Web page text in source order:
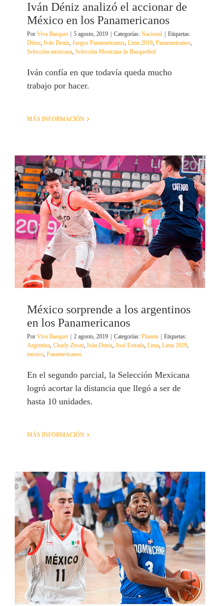
Iván Déniz analizó el accionar de
México en los Panamericanos
Por Viva Basquet 5 agosto, 2019 Categorías: Nacional
Etiquetas:
Déniz, Iván Deniz, Juegos Panamericanos, Lima 2019, Panamericanos,
Selección mexicana, Selección Mexicana de Basquetbol
Iván confía en que todavía queda mucho
trabajo por hacer.
MÁS INFORMACIÓN
México sorprende a los argentinos
en los Panamericanos
Por Viva Basquet 2 agosto, 2019 Categorías: Planeta
Etiquetas:
Argentina, Charly Zesati, Iván Deniz, José Estrada, Lima, Lima 2019,
mexico, Panamericanos
En el segundo parcial, la Selección Mexicana
logró acortar la distancia que llegó a ser de
hasta 10 unidades.
MÁS INFORMACIÓN